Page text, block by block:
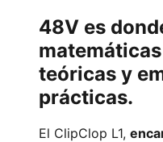
48V es
teóricas y
prácticas.
El ClipClop L1,